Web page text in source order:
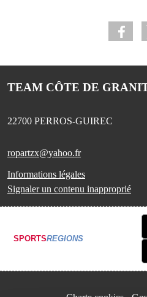
TEAM CÔTE DE
22700 PERROS-GUIREC
ropartzx@yahoo.fr
Informations légales
Signaler un contenu inapproprié
SPORTSREGIONS